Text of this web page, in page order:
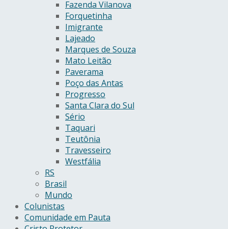
Fazenda Vilanova
Forquetinha
Imigrante
Lajeado
Marques de Souza
Mato Leitão
Paverama
Poço das Antas
Progresso
Santa Clara do Sul
Sério
Taquari
Teutônia
Travesseiro
Westfália
RS
Brasil
Mundo
Colunistas
Comunidade em Pauta